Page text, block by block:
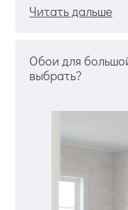
Читать дальше
Обои для
выбрать?